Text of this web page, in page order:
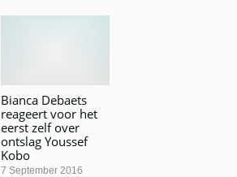
Bianca Debaets
reageert voor het
eerst zelf over
ontslag Youssef
Kobo
7 September 2016